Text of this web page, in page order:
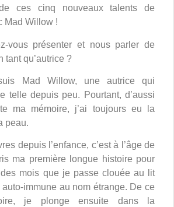
ces cinq nouveaux talents de
Mad Willow !
vous présenter et nous parler de
tant qu’autrice ?
Mad Willow, une autrice qui
telle depuis peu. Pourtant, d’aussi
ma mémoire, j’ai toujours eu la
peau.
depuis l’enfance, c’est à l’âge de
ma première longue histoire pour
mois que je passe clouée au lit
immune au nom étrange. De ce
je plonge ensuite dans la